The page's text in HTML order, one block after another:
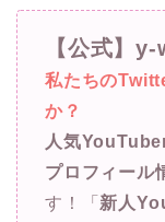
【公式】
私たちの
か？
人気
プロフィール
す！「 新人